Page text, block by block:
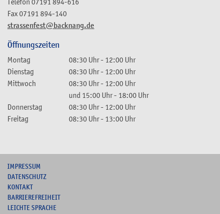
strassenfest@backnang.de
Fax07191 894-140
Öffnungszeiten
Montag 08:30 Uhr- 12:00 Uhr
Dienstag
08:30 Uhr- 12:00 Uhr
Mittwoch
08:30 Uhr- 12:00 Uhr
und 15:00 Uhr- 18:00 Uhr
Donnerstag
08:30 Uhr- 12:00 Uhr
Freitag
08:30 Uhr- 13:00 Uhr
IMPRESSUM
DATENSCHUTZ
KONTAKT
BARRIEREFREIHEIT
LEICHTE SPRACHE